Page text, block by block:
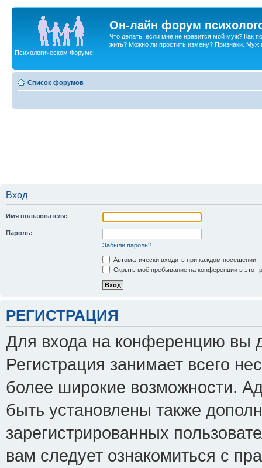
Он-лайн форум
Что делать, если мне не нравится мой муж? Как
жить? Можно ли простить измену? Признаки. Муж
Психологическом Форуме
Список форумов
Вход
Имя пользователя:
Пароль:
Забыли пароль?
Автоматически входить при каждом посещении
Скрыть моё пребывание на конференции в этот
РЕГИСТРАЦИЯ
Для входа на конференцию вы
Регистрация занимает всего
более широкие возможности.
быть установлены также
зарегистрированных
вам следует ознакомиться с